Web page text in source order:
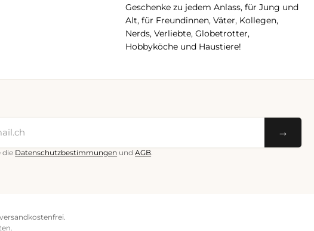
Geschenke zu jedem Anlass, für Jung und
Alt, für Freundinnen, Väter, Kollegen,
Nerds, Verliebte, Globetrotter,
Hobbyköche und Haustiere!
→
die Datenschutzbestimmungen undAGB